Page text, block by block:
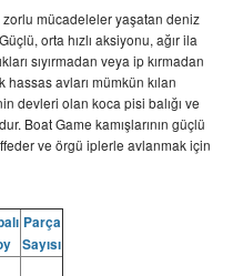
zorlu mücadeleler yaşatan deniz
orta hızlı aksiyonu, ağır ila
sıyırmadan veya ip kırmadan
avları mümkün kılan
devleri olan koca pisi balığı ve
Boat Game kamışlarının güçlü
ve örgü iplerle avlanmak için
Parça
Sayısı